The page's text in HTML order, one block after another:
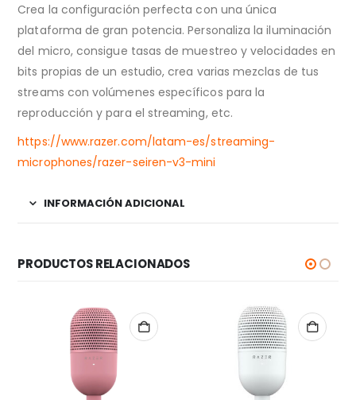
Crea la configuración perfecta con una única
plataforma de gran potencia. Personaliza la iluminación
del micro, consigue tasas de muestreo y velocidades en
bits propias de un estudio, crea varias mezclas de tus
streams con volúmenes específicos para la
reproducción y para el streaming, etc.
https://www.razer.com/latam-es/streaming-
microphones/razer-seiren-v3-mini
INFORMACIÓN ADICIONAL
PRODUCTOS RELACIONADOS